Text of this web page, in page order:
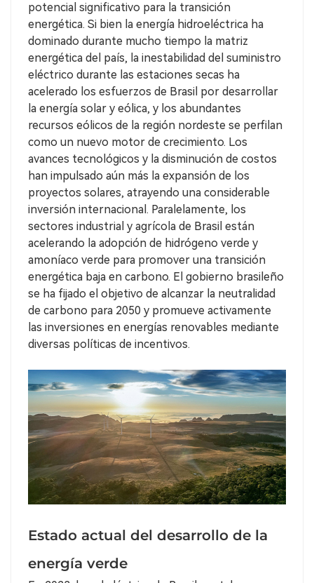
potencial significativo para la transición
energética. Si bien la energía hidroeléctrica ha
dominado durante mucho tiempo la matriz
energética del país, la inestabilidad del suministro
eléctrico durante las estaciones secas ha
acelerado los esfuerzos de Brasil por desarrollar
la energía solar y eólica, y los abundantes
recursos eólicos de la región nordeste se perfilan
como un nuevo motor de crecimiento. Los
avances tecnológicos y la disminución de costos
han impulsado aún más la expansión de los
proyectos solares, atrayendo una considerable
inversión internacional. Paralelamente, los
sectores industrial y agrícola de Brasil están
acelerando la adopción de hidrógeno verde y
amoníaco verde para promover una transición
energética baja en carbono. El gobierno brasileño
se ha fijado el objetivo de alcanzar la neutralidad
de carbono para 2050 y promueve activamente
las inversiones en energías renovables mediante
diversas políticas de incentivos.
Estado actual del desarrollo de la
energía verde